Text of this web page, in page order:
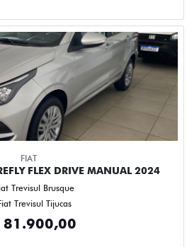
FIAT
FLEX DRIVE MANUAL 2024
Trevisul Brusque
Trevisul Tijucas
81.900,00